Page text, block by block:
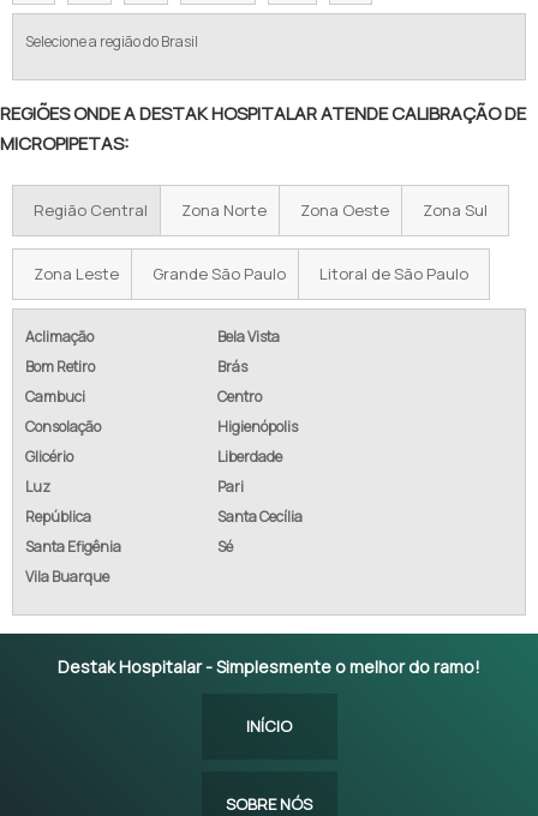
Selecione a região do Brasil
REGIÕES ONDE A DESTAK HOSPITALAR ATENDE CALIBRAÇÃO DE
MICROPIPETAS:
Região Central Zona Norte Zona Oeste Zona Sul
Zona Leste Grande São Paulo Litoral de São Paulo
Aclimação
Bela Vista
Bom Retiro
Brás
Cambuci
Centro
Consolação
Higienópolis
Glicério
Liberdade
Luz
Pari
República
Santa Cecília
Santa Efigênia
Sé
Vila Buarque
Destak Hospitalar - Simplesmente o melhor do ramo!
INÍCIO
SOBRE NÓS